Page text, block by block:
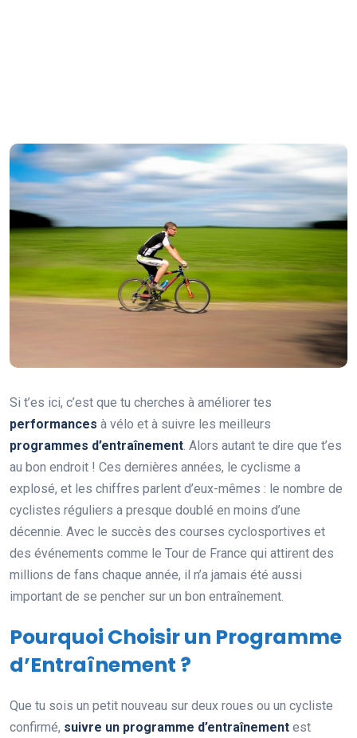
Si t’es ici, c’est que tu cherches à améliorer tes
performances à vélo et à suivre les meilleurs
programmes d’entraînement. Alors autant te dire que t’es
au bon endroit ! Ces dernières années, le cyclisme a
explosé, et les chiffres parlent d’eux-mêmes : le nombre de
cyclistes réguliers a presque doublé en moins d’une
décennie. Avec le succès des courses cyclosportives et
des événements comme le Tour de France qui attirent des
millions de fans chaque année, il n’a jamais été aussi
important de se pencher sur un bon entraînement.
Pourquoi Choisir un Programme
d’Entraînement ?
Que tu sois un petit nouveau sur deux roues ou un cycliste
confirmé, suivre un programme d’entraînement est